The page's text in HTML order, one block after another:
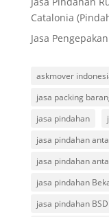
Catalonia
Jasa
askmover
jasa packing
jasa pindahan
jasa pindahan
jasa pindahan
jasa pindahan
jasa pindahan BSD